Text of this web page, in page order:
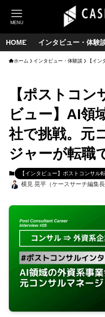
MENU
HOME インタビュー・体験
ホーム インタビュー・体験談 【イ
【ポストコン
ビュー】AI領
社で挑戦。元
ジャーが転職
【インタビュー】ポストコンサル
横見 晃平（ケースサーチ編集長